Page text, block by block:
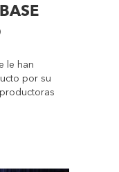
le han
por su